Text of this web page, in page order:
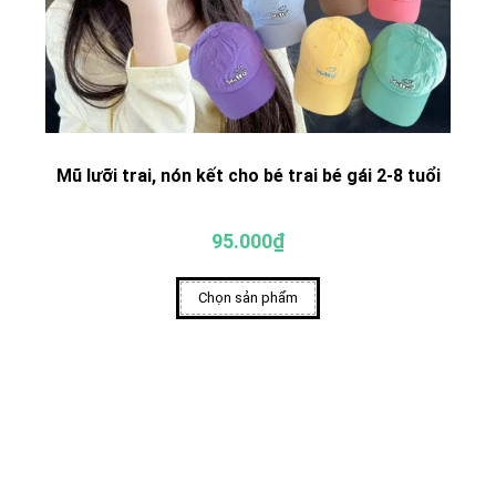
Mũ lưỡi trai, nón kết cho bé trai bé gái 2-8 tuổi
95.000₫
Chọn sản phẩm